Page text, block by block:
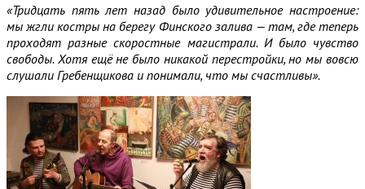
«Тридцать пять лет назад было удивительное настроение:
мы жгли костры на берегу Финского залива — там, где теперь
проходят разные скоростные магистрали. И было чувство
свободы. Хотя ещё не было никакой перестройки, но мы вовсю
слушали Гребенщикова и понимали, что мы счастливы».